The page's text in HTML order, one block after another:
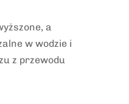
a
w wodzie i
z przewodu